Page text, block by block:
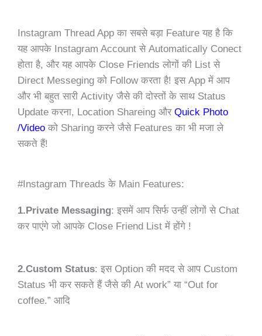
Instagram Thread App का सबसे बड़ा Feature यह है कि
यह आपके Instagram Account से Automatically Conect
होता है, और यह आपके Close Friends लोगों की List से
Direct Messeging को Follow करता है! इस App में आप
और भी बहुत सारी Activity जैसे की दोस्तों के साथ Status
Update करना, Location Shareing और Quick Photo
/Video को Sharing करने जैसे Features का भी मजा ले
सकते हैं!
#Instagram Threads के Main Features:
1.Private Messaging: इसमें आप सिर्फ उन्हीं लोगों से Chat
कर पाएंगे जो आपके Close Friend List में होंगे !
2.Custom Status: इस Option की मदद से आप Custom
Status भी कर सकते हैं जैसे की At work” या “Out for
coffee.” आदि